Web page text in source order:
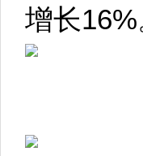
增长16%